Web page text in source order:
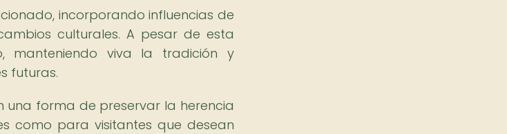
incorporando influencias de
culturales. A pesar de esta
manteniendo viva la tradición y
futuras.
una forma de preservar la herencia
como para visitantes que desean